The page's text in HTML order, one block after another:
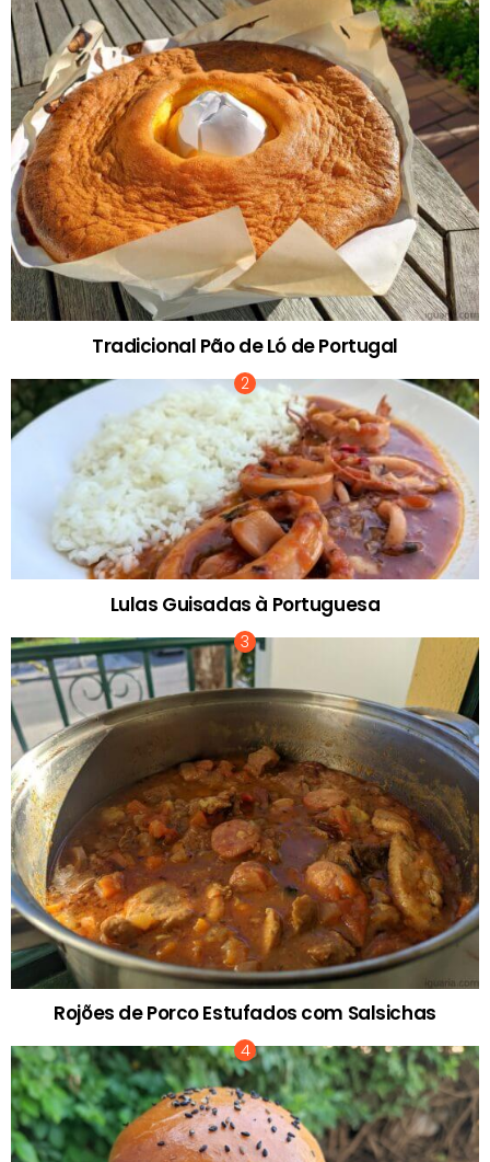
Tradicional Pão de Ló de Portugal
Lulas Guisadas à Portuguesa
Rojões de Porco Estufados com Salsichas